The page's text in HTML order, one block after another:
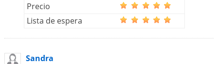
Precio
Lista de espera
Sandra